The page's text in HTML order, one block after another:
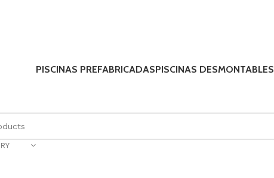
PISCINAS PREFABRICADASPISCINAS DESMONTABLES